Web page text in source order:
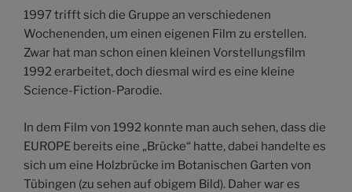
1997 trifft sich die Gruppe an verschiedenen
Wochenenden, um einen eigenen Film zu erstellen.
Zwar hat man schon einen kleinen Vorstellungsfilm
1992 erarbeitet, doch diesmal wird es eine kleine
Science-Fiction-Parodie.
In dem Film von 1992 konnte man auch sehen, dass die
EUROPE bereits eine „Brücke“ hatte, dabei handelte es
sich um eine Holzbrücke im Botanischen Garten von
Tübingen (zu sehen auf obigem Bild). Daher war es